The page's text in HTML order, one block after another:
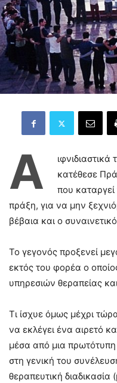
Α
κατέθεσε
που
πράξη, για να μην
βέβαια και ο
Το γεγονός προξενεί
εκτός του φορέα ο
υπηρεσιών θεραπείας
Τι ίσχυε όμως μέχρι
να εκλέγει ένα αιρετό
μέσα από μια
στη γενική του
θεραπευτική